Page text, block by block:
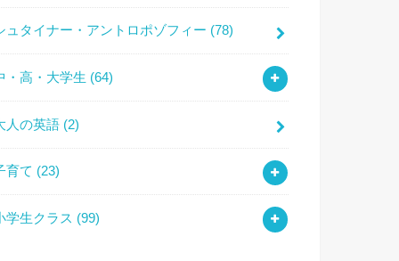
ュタイナー・アントロポゾフィー (78)
・高・大学生 (64)
人の英語 (2)
育て (23)
学生クラス (99)